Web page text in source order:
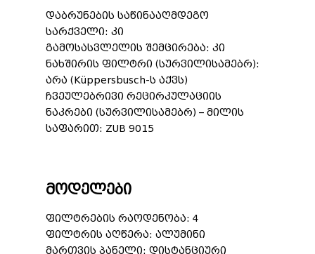
დაბრუნების საწინააღმდეგო
სარქველი: კი
გამოსასვლელის შემცირება: კი
ნახშირის ფილტრი (სურვილისამებრ):
არა (Küppersbusch-ს აქვს)
ჩვეულებრივი რეცირკულაციის
ნაკრები (სურვილისამებრ) – მილის
საფარით: ZUB 9015
მოდელები
ფილტრების რაოდენობა: 4
ფილტრის აღწერა: ალუმინი
მართვის პანელი: დისტანციური